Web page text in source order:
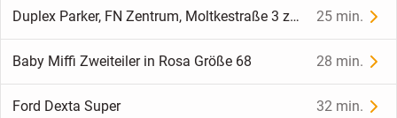
Duplex Parker, FN Zentrum, Moltkestraße 3 zu vermieten. 25 min.
Baby Miffi Zweiteiler in Rosa Größe 68 28 min.
Ford Dexta Super 32 min.